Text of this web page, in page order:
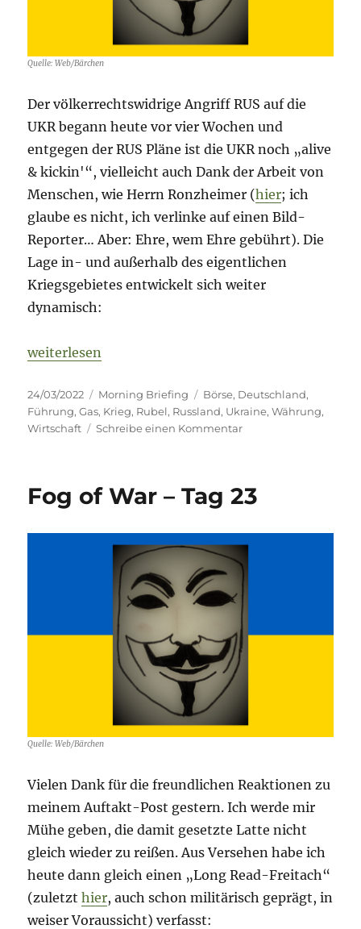
Quelle: Web/Bärchen
Der völkerrechtswidrige Angriff RUS auf die
UKR begann heute vor vier Wochen und
entgegen der RUS Pläne ist die UKR noch „alive
& kickin'“, vielleicht auch Dank der Arbeit von
Menschen, wie Herrn Ronzheimer (hier; ich
glaube es nicht, ich verlinke auf einen Bild-
Reporter… Aber: Ehre, wem Ehre gebührt). Die
Lage in- und außerhalb des eigentlichen
Kriegsgebietes entwickelt sich weiter
dynamisch:
„Fog of War – Tag 29“
weiterlesen
Veröffentlicht
am
24/03/2022 Kategorien
Morning Briefing Schlagwörter
Börse, Deutschland,
Führung,Gas, Krieg, Rubel, Russland, Ukraine,Währung,
Wirtschaft
Schreibe einen Kommentarzu
–
Fog of War – Tag 23
Quelle: Web/Bärchen
Vielen Dank für die freundlichen Reaktionen zu
meinem Auftakt-Post gestern. Ich werde mir
Mühe geben, die damit gesetzte Latte nicht
gleich wieder zu reißen. Aus Versehen habe ich
heute dann gleich einen „Long Read-Freitach“
(zuletzthier, auch schon militärisch geprägt, in
weiser Voraussicht) verfasst: